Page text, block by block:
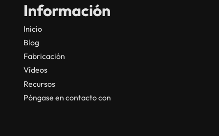
Información
Inicio
Blog
Fabricación
Vídeos
Recursos
Póngase en contacto con